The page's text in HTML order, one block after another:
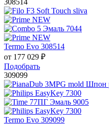
308514
Termo Evo 308514
от 177 029 ₽
Подобрать
309099
Termo Evo 309099